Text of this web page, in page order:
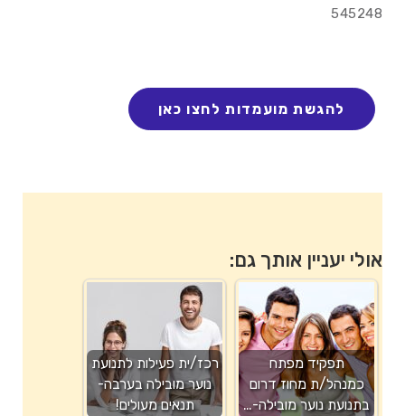
545248
אולי יעניין אותך גם:
תפקיד מפתח
כמנהל/ת מחוז דרום
בתנועת נוער מובילה-…
רכז/ית פעילות לתנועת
נוער מובילה בערבה-
תנאים מעולים!